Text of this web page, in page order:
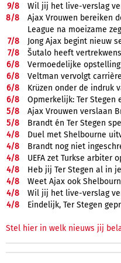
9/8
Wil jij het live-verslag
8/8
Ajax Vrouwen bereiken
League na moeizame
7/8
Jong Ajax begint nieuw
7/8
Šutalo heeft
6/8
Vermoedelijke
6/8
Veltman vervolgt
6/8
Krüzen onder de indruk
6/8
Opmerkelijk: Ter Stegen
5/8
Ajax Vrouwen verslaan
5/8
Brandt én Ter Stegen
4/8
Duel met Shelbourne
4/8
Brandt nog niet
4/8
UEFA zet Turkse arbiter
4/8
Heb jij Ter Stegen al in
4/8
Weet Ajax ook
4/8
Wil jij het live-verslag
4/8 Eindelijk, Ter Stegen
Stel hier in welk nieuws jij